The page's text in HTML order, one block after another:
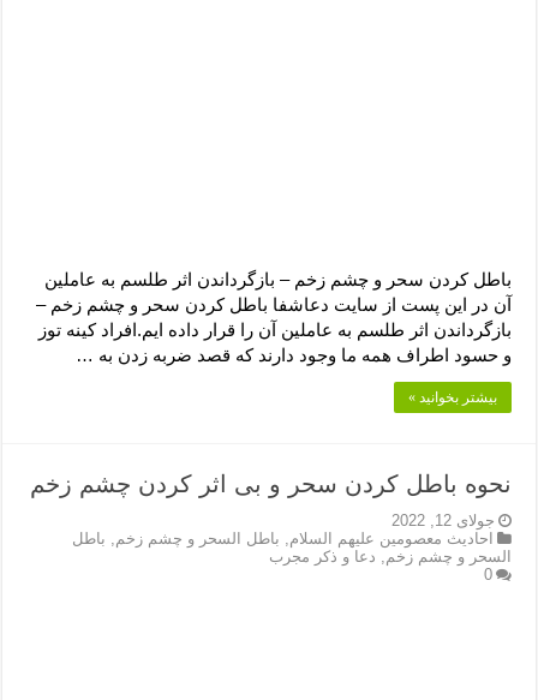
باطل کردن سحر و چشم زخم – بازگرداندن اثر طلسم به عاملین
آن در این پست از سایت دعاشفا باطل کردن سحر و چشم زخم –
بازگرداندن اثر طلسم به عاملین آن را قرار داده ایم.افراد کینه توز
و حسود اطراف همه ما وجود دارند که قصد ضربه زدن به …
بیشتر بخوانید »
نحوه باطل کردن سحر و بی اثر کردن چشم زخم
جولای 12, 2022
احادیث معصومین علیهم السلام, باطل السحر و چشم زخم, باطل
السحر و چشم زخم, دعا و ذکر مجرب
0